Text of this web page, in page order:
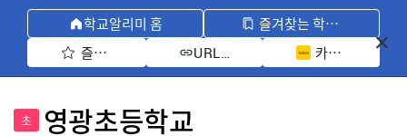
학교알리미 홈
즐겨찾는 학교 모아보기
즐겨찾기 선택
URL 복사 카카오톡 공유
초 영광초등학교